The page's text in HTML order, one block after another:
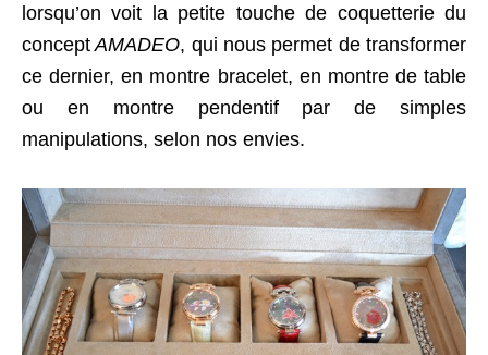
lorsqu’on voit la petite touche de coquetterie du
conceptAMADEO, qui nous permet de transformer
ce dernier, en montre bracelet, en montre de table
ou en montre pendentif par de simples
manipulations, selon nos envies.